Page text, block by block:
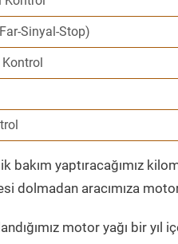
Sinyal-Stop)
bakım yaptıracağımız
dolmadan aracımıza
motor yağı bir